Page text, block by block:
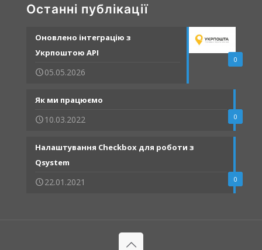
Останні публікації
0
Оновлено інтеграцію з
Укрпоштою API
05.05.2026
0
Як ми працюємо
10.03.2022
0
Налаштування Checkbox для роботи з
Qsystem
22.01.2021